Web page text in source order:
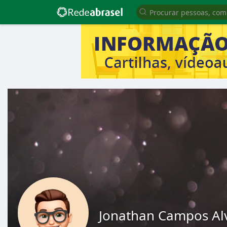
Jonathan Campos